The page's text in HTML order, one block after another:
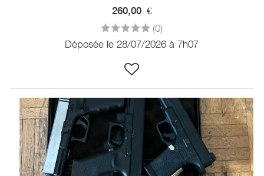
260,00 €
(0)
Déposée le 28/07/2026 à 7h07